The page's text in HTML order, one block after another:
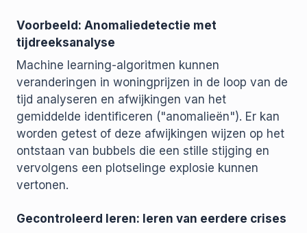
Voorbeeld: Anomaliedetectie met
tijdreeksanalyse
Machine learning-algoritmen kunnen
veranderingen in woningprijzen in de loop van de
tijd analyseren en afwijkingen van het
gemiddelde identificeren ("anomalieën"). Er kan
worden getest of deze afwijkingen wijzen op het
ontstaan van bubbels die een stille stijging en
vervolgens een plotselinge explosie kunnen
vertonen.
Gecontroleerd leren: leren van eerdere crises